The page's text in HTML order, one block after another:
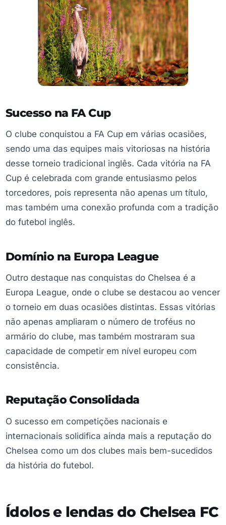
Sucesso na FA Cup
O clube conquistou a FA Cup em várias ocasiões,
sendo uma das equipes mais vitoriosas na história
desse torneio tradicional inglês. Cada vitória na FA
Cup é celebrada com grande entusiasmo pelos
torcedores, pois representa não apenas um título,
mas também uma conexão profunda com a tradição
do futebol inglês.
Domínio na Europa League
Outro destaque nas conquistas do Chelsea é a
Europa League, onde o clube se destacou ao vencer
o torneio em duas ocasiões distintas. Essas vitórias
não apenas ampliaram o número de troféus no
armário do clube, mas também mostraram sua
capacidade de competir em nível europeu com
consistência.
Reputação Consolidada
O sucesso em competições nacionais e
internacionais solidifica ainda mais a reputação do
Chelsea como um dos clubes mais bem-sucedidos
da história do futebol.
Ídolos e lendas do Chelsea FC